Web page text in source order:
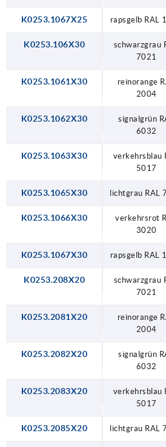
K0253.1067X25 rapsgelb RAL
K0253.106X30
schwarzgrau
7021
K0253.1061X30
reinorange
2004
K0253.1062X30
signalgrün
6032
K0253.1063X30
verkehrsblau
5017
K0253.1065X30 lichtgrau RAL
K0253.1066X30
verkehrsrot
3020
K0253.1067X30 rapsgelb RAL
K0253.208X20
schwarzgrau
7021
K0253.2081X20
reinorange
2004
K0253.2082X20
signalgrün
6032
K0253.2083X20
verkehrsblau
5017
K0253.2085X20 lichtgrau RAL